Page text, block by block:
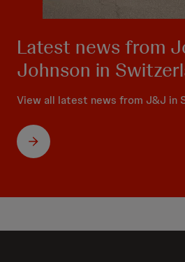
Latest news from
Johnson in
View all latest news from J&J in